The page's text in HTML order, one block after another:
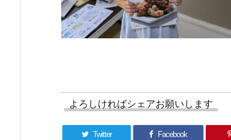
よろしければシェアお願いします
Twitter Facebook